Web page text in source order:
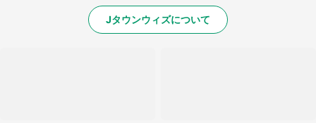
Jタウンウィズについて